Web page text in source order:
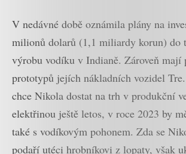
V nedávné době oznámila plány na
milionů dolarů (1,1 miliardy korun) do
výrobu vodíku v Indianě. Zároveň mají
prototypů jejích nákladních vozidel
chce Nikola dostat na trh v produkční
elektřinou ještě letos, v roce 2023 by
také s vodíkovým pohonem. Zda se
podaří utéci hrobníkovi z lopaty, však